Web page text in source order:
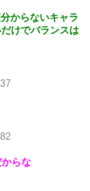
からないキャラ
けでバランスは
らな